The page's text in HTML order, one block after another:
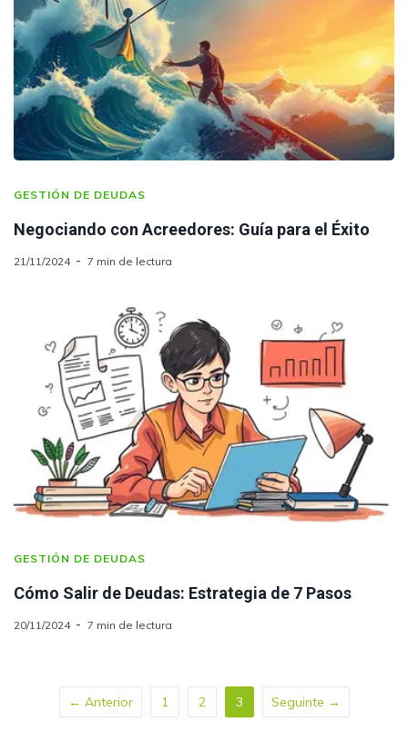
GESTIÓN DE DEUDAS
Negociando con Acreedores: Guía para el Éxito
21/11/2024 7 min de lectura
GESTIÓN DE DEUDAS
Cómo Salir de Deudas: Estrategia de 7 Pasos
20/11/2024 7 min de lectura
← Anterior 1 2 3 Seguinte →